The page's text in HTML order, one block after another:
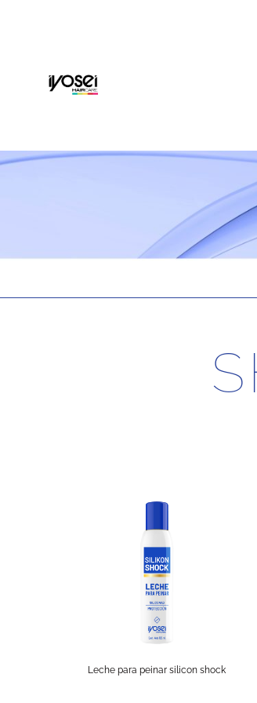
Leche para peinar silicon shock